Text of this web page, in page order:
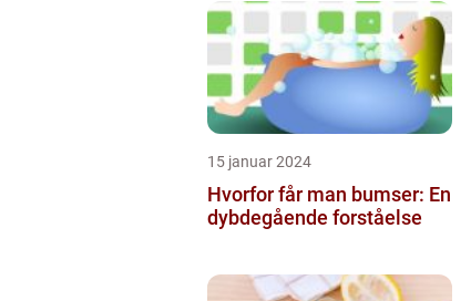
15 januar 2024
Hvorfor får man bumser: En
dybdegående forståelse